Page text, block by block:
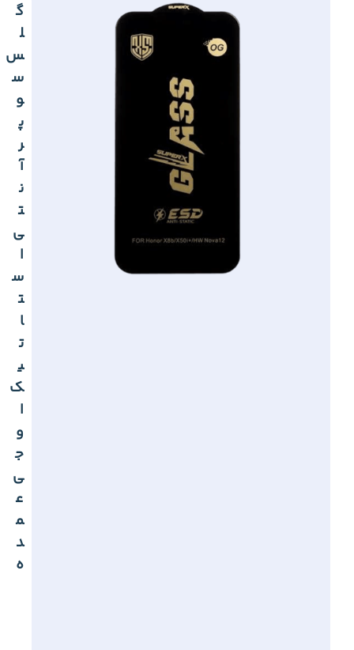
گ
ل
س
س
و
پ
ر
آ
ن
ت
ی
ا
س
ت
ا
ت
ی
ک
ا
و
ج
ی
ع
م
د
ه